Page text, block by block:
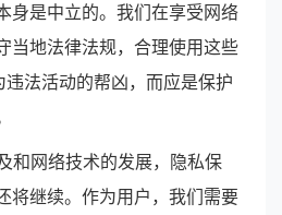
身是中立的。我们在享受网络
当地法律法规，合理使用这些
法活动的帮凶，而应是保护
和网络技术的发展，隐私保
将继续。作为用户，我们需要